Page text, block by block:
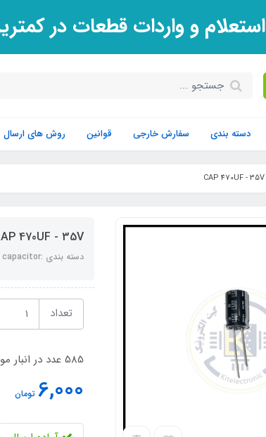
استعلام و واردات قطعات در
دسته بندی سفارش خارجی قوانین روش های ارسال
CAP 470UF - 35V
470UF - 35V
دسته بندی :capacitor
تعداد
585 عدد در انبار موجود است
6,000تومان